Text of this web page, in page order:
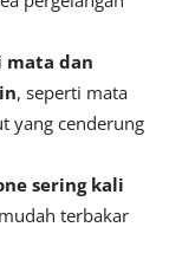
mata dan
, seperti mata
yang cenderung
sering kali
terbakar